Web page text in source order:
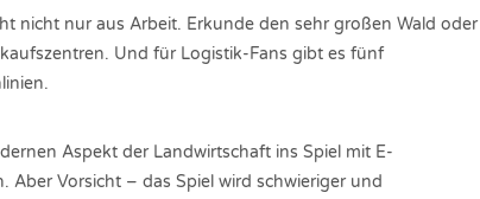
nicht nur aus Arbeit. Erkunde den sehr großen Wald oder
Und für Logistik-Fans gibt es fünf
Aspekt der Landwirtschaft ins Spiel mit E-
Aber Vorsicht – das Spiel wird schwieriger und